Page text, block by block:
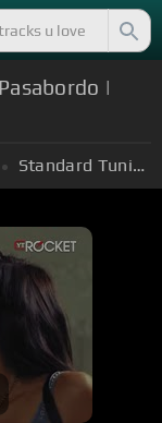
|
Standard Tuning (EADGBE)